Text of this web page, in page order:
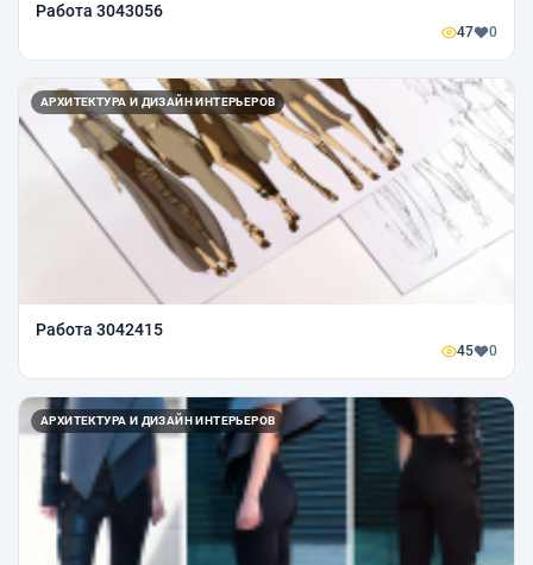
Работа 3043056
47 0
АРХИТЕКТУРА И ДИЗАЙН ИНТЕРЬЕРОВ
Работа 3042415
45 0
АРХИТЕКТУРА И ДИЗАЙН ИНТЕРЬЕРОВ